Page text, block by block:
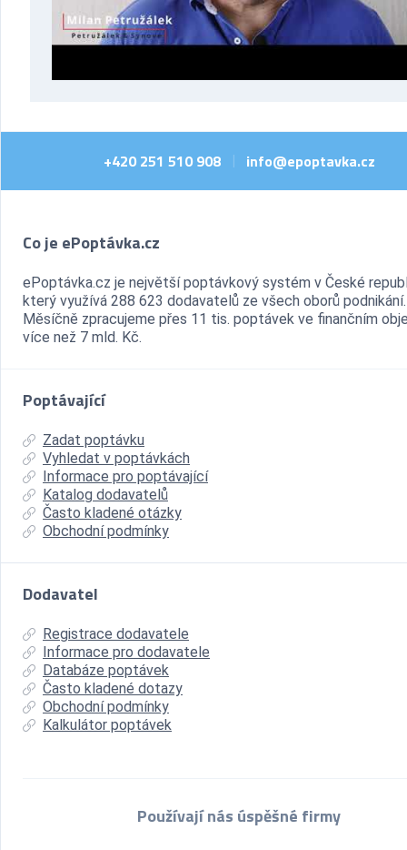
+420 251 510 908 info@epoptavka.cz
Co je ePoptávka.cz
ePoptávka.cz je největší poptávkový systém v České
který využívá 288 623 dodavatelů ze všech oborů podnikání.
Měsíčně zpracujeme přes 11 tis. poptávek ve finančním
více než 7 mld. Kč.
Poptávající
Zadat poptávku
Vyhledat v poptávkách
Informace pro poptávající
Katalog dodavatelů
Často kladené otázky
Obchodní podmínky
Dodavatel
Registrace dodavatele
Informace pro dodavatele
Databáze poptávek
Často kladené dotazy
Obchodní podmínky
Kalkulátor poptávek
Používají nás úspěšné firmy